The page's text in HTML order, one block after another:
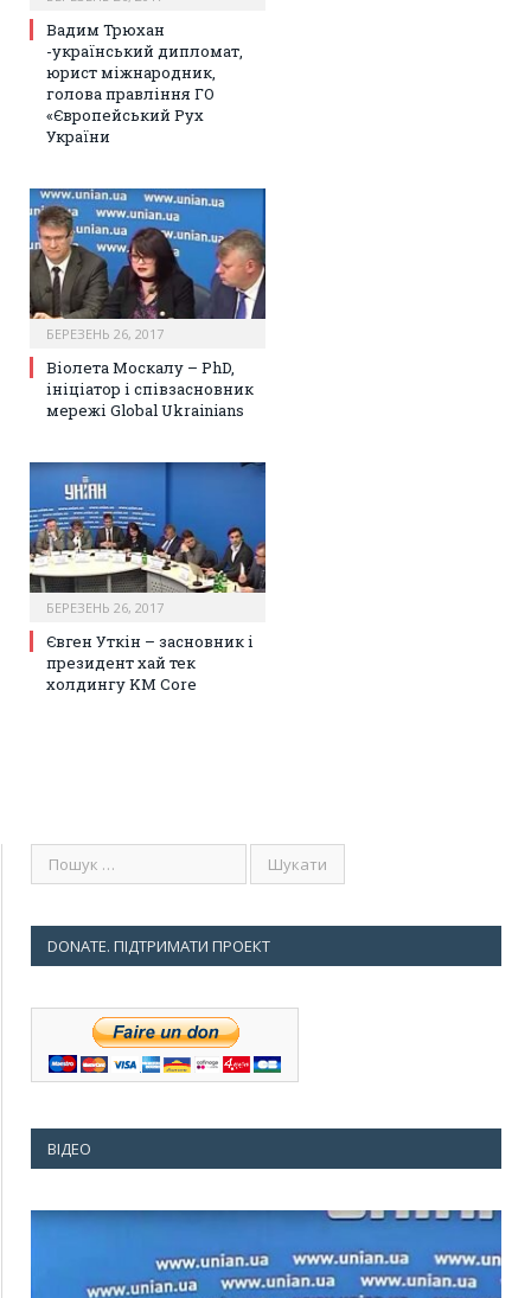
Вадим Трюхан
-український дипломат,
юрист міжнародник,
голова правління ГО
«Європейський Рух
України
БЕРЕЗЕНЬ 26, 2017
Віолета Москалу – PhD,
ініціатор і співзасновник
мережі Global Ukrainians
БЕРЕЗЕНЬ 26, 2017
Євген Уткін – засновник і
президент хай тек
холдингу KM Core
DONATE. ПІДТРИМАТИ ПРОЕКТ
ВІДЕО